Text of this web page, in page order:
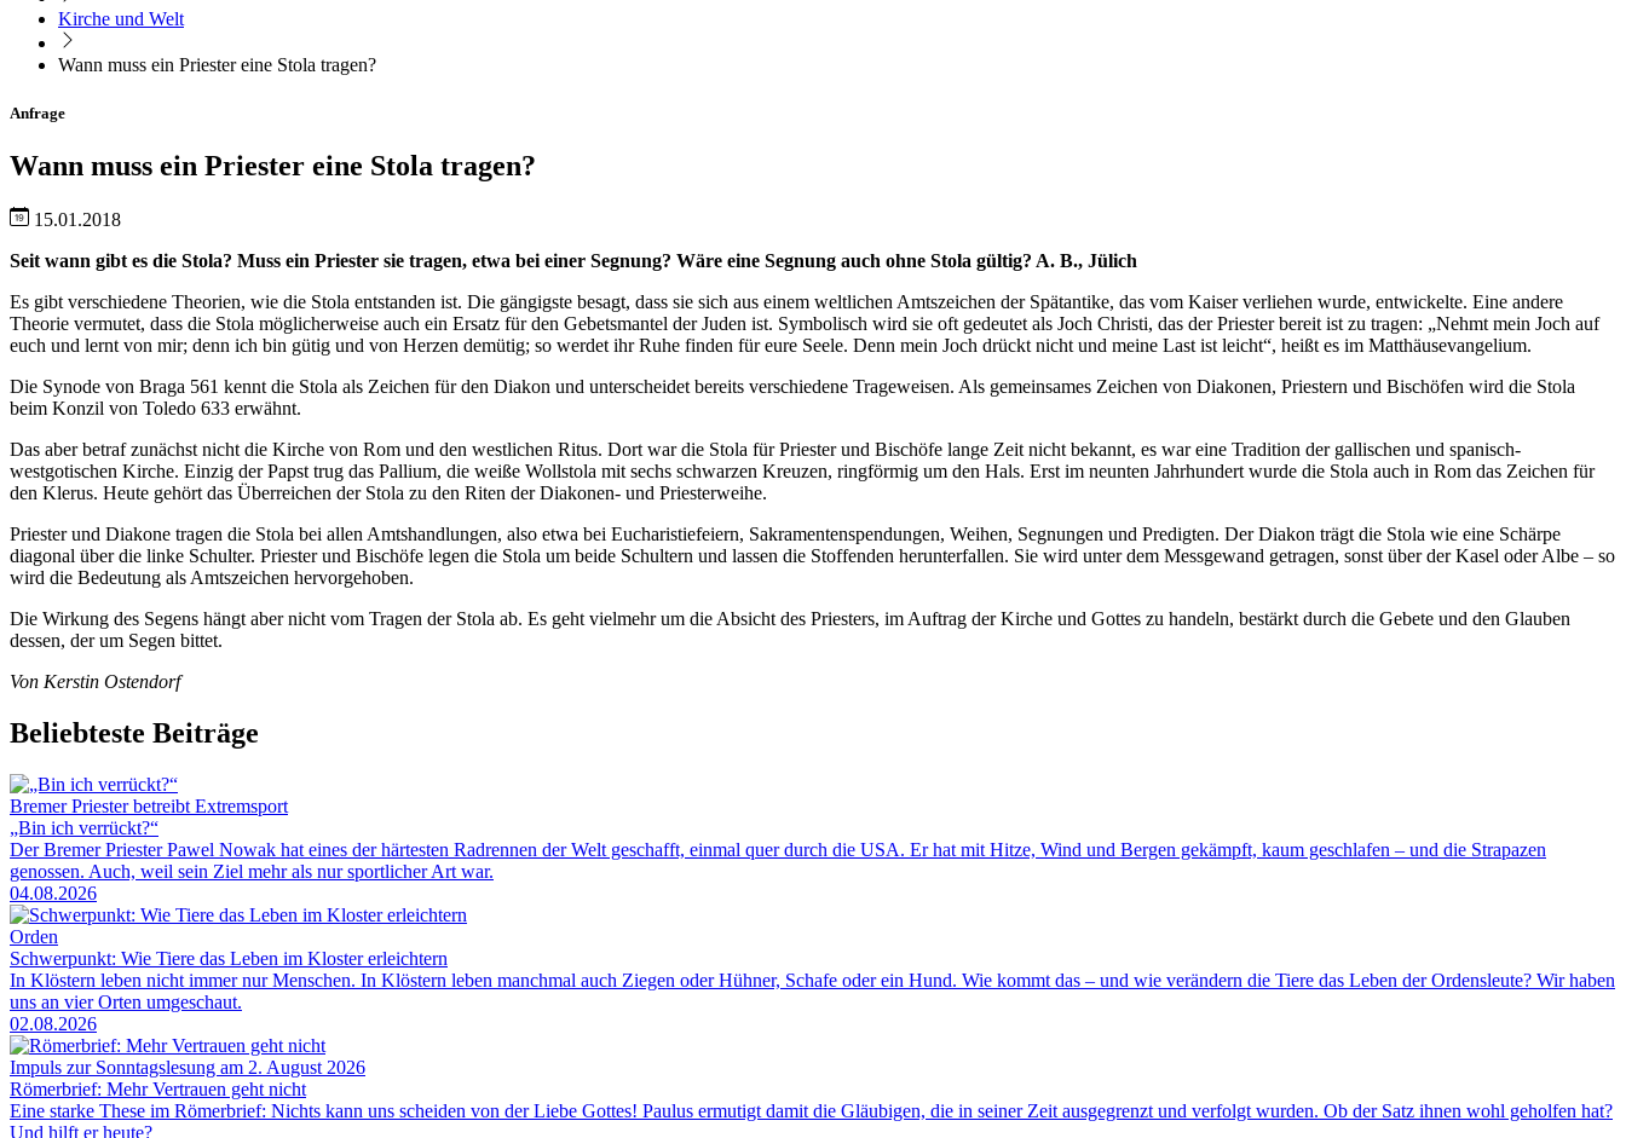
Kirche und Welt
Wann muss ein Priester eine Stola tragen?
Anfrage
Wann muss ein Priester eine Stola tragen?
15.01.2018
Seit wann gibt es die Stola? Muss ein Priester sie tragen, etwa bei einer Segnung? Wäre eine Segnung auch ohne Stola gültig? A. B., Jülich
Es gibt verschiedene Theorien, wie die Stola entstanden ist. Die gängigste besagt, dass sie sich aus einem weltlichen Amtszeichen der Spätantike, das vom Kaiser verliehen wurde, entwickelte. Eine andere
Theorie vermutet, dass die Stola möglicherweise auch ein Ersatz für den Gebetsmantel der Juden ist. Symbolisch wird sie oft gedeutet als Joch Christi, das der Priester bereit ist zu tragen: „Nehmt mein Joch auf
euch und lernt von mir; denn ich bin gütig und von Herzen demütig; so werdet ihr Ruhe finden für eure Seele. Denn mein Joch drückt nicht und meine Last ist leicht“, heißt es im Matthäusevangelium.
Die Synode von Braga 561 kennt die Stola als Zeichen für den Diakon und unterscheidet bereits verschiedene Trageweisen. Als gemeinsames Zeichen von Diakonen, Priestern und Bischöfen wird die Stola
beim Konzil von Toledo 633 erwähnt.
Das aber betraf zunächst nicht die Kirche von Rom und den westlichen Ritus. Dort war die Stola für Priester und Bischöfe lange Zeit nicht bekannt, es war eine Tradition der gallischen und spanisch-
westgotischen Kirche. Einzig der Papst trug das Pallium, die weiße Wollstola mit sechs schwarzen Kreuzen, ringförmig um den Hals. Erst im neunten Jahrhundert wurde die Stola auch in Rom das Zeichen für
den Klerus. Heute gehört das Überreichen der Stola zu den Riten der Diakonen- und Priesterweihe.
Priester und Diakone tragen die Stola bei allen Amtshandlungen, also etwa bei Eucharistiefeiern, Sakramentenspendungen, Weihen, Segnungen und Predigten. Der Diakon trägt die Stola wie eine Schärpe
diagonal über die linke Schulter. Priester und Bischöfe legen die Stola um beide Schultern und lassen die Stoffenden herunterfallen. Sie wird unter dem Messgewand getragen, sonst über der Kasel oder Albe – so
wird die Bedeutung als Amtszeichen hervorgehoben.
Die Wirkung des Segens hängt aber nicht vom Tragen der Stola ab. Es geht vielmehr um die Absicht des Priesters, im Auftrag der Kirche und Gottes zu handeln, bestärkt durch die Gebete und den Glauben
dessen, der um Segen bittet.
Von Kerstin Ostendorf
Beliebteste Beiträge
Bremer Priester betreibt Extremsport
„Bin ich verrückt?“
Der Bremer Priester Pawel Nowak hat eines der härtesten Radrennen der Welt geschafft, einmal quer durch die USA. Er hat mit Hitze, Wind und Bergen gekämpft, kaum geschlafen – und die Strapazen
genossen. Auch, weil sein Ziel mehr als nur sportlicher Art war.
04.08.2026
Orden
Schwerpunkt: Wie Tiere das Leben im Kloster erleichtern
In Klöstern leben nicht immer nur Menschen. In Klöstern leben manchmal auch Ziegen oder Hühner, Schafe oder ein Hund. Wie kommt das – und wie verändern die Tiere das Leben der Ordensleute? Wir haben
uns an vier Orten umgeschaut.
02.08.2026
Impuls zur Sonntagslesung am 2. August 2026
Römerbrief: Mehr Vertrauen geht nicht
Eine starke These im Römerbrief: Nichts kann uns scheiden von der Liebe Gottes! Paulus ermutigt damit die Gläubigen, die in seiner Zeit ausgegrenzt und verfolgt wurden. Ob der Satz ihnen wohl geholfen hat?
Und hilft er heute?